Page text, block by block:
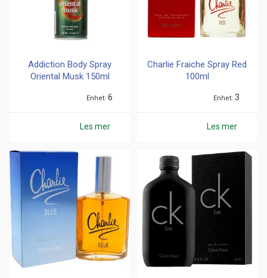
Addiction Body Spray
Oriental Musk 150ml
Enhet 6
Les mer
Charlie Fraiche Spray Red
100ml
Enhet 3
Les mer